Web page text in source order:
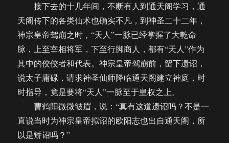
接下去的十几年间，不断有人到通天阁学习，通
天阁传下的各类仙术也确实不凡，到神圣二十二年，
神宗皇帝驾崩之时，“天人”一脉已经掌握了大乾命
脉，上至宰相将军，下至行脚商人，都有“天人”作为
其中的佼佼者和代表。神宗皇帝驾崩前，留下遗诏，
说太子庸碌，请求神圣仙师降临通天阁建立神庭，时
时指导，竟是要将“天人”一脉至于皇权之上。
曹鹤阳微微皱眉，说：“真有这道遗诏吗？不是一
直说当时为神宗皇帝拟诏的欧阳志也出自通天阁，所
以是矫诏吗？”